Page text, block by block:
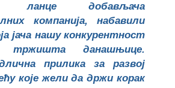
добављача
компанија, набавили
јача нашу конкурентност
тржишта данашњице.
прилика за развој
које жели да држи корак